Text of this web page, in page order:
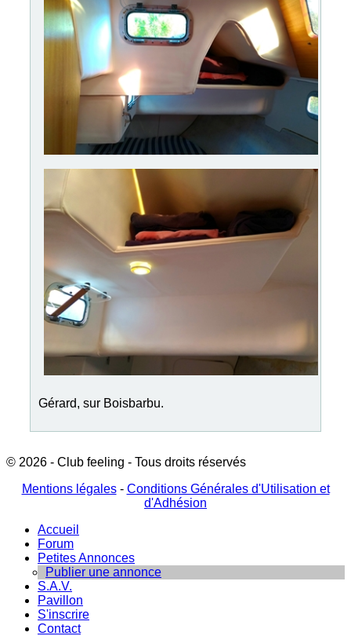
Gérard, sur Boisbarbu.
© 2026 - Club feeling - Tous droits réservés
Mentions légales- Conditions Générales d'Utilisation et
d'Adhésion
Accueil
Forum
Petites Annonces
Publier une annonce
S.A.V.
Pavillon
S'inscrire
Contact